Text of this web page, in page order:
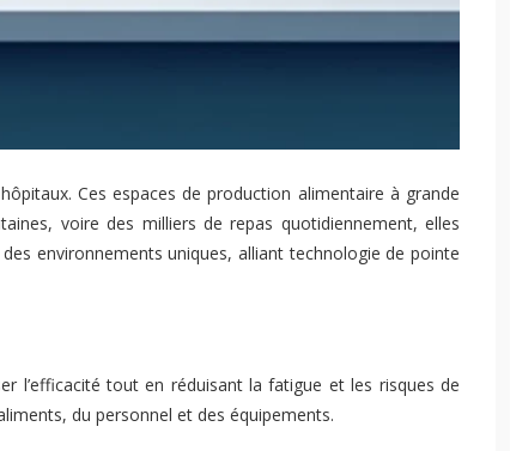
Ces espaces de production alimentaire à grande
voire des milliers de repas quotidiennement, elles
environnements uniques, alliant technologie de pointe
l’efficacité tout en réduisant la fatigue et les risques de
du personnel et des équipements.